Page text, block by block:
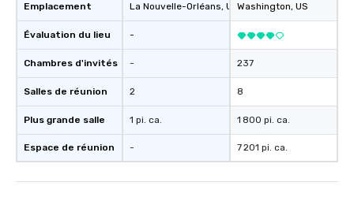
Emplacement
Évaluation du lieu
Chambres d'invités
Salles de réunion
Plus grande salle
Espace de réunion
La Nouvelle-Orléans, US
-
-
2
1 pi. ca.
-
Washington, US
237
8
1 800 pi. ca.
7 201 pi. ca.